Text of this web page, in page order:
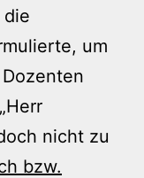
die
um
nicht zu
bzw.